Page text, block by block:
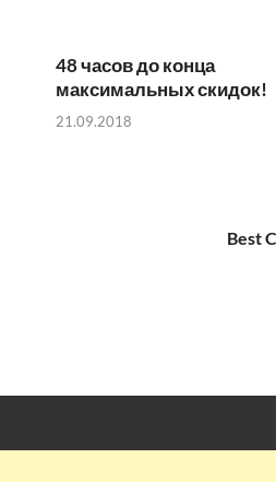
48 часов до конца
максимальных скидок!
21.09.2018
Best